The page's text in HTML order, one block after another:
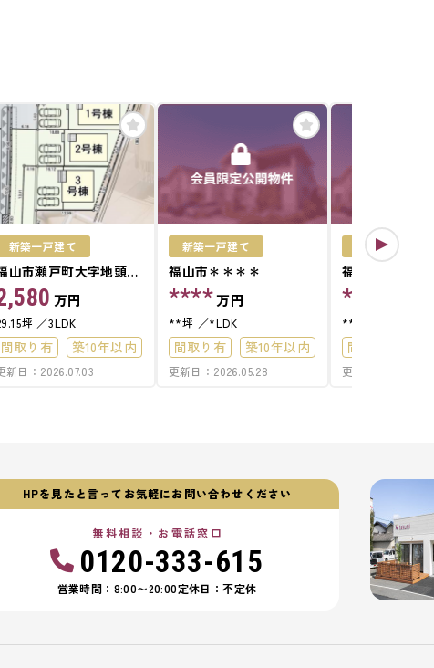
新築一戸建て
山市瀬戸町大字地頭分
万円
坪 3LDK
間取り有
築10年以内
駐車場2台可
新日：2026.07.03
新築一戸建て
福山市＊＊＊＊
****万円
**坪 *LDK
間取り有
築10年以内
駐車場2台可
更新日：2026.05.28
中古一戸建て
福山市＊＊＊＊
****
**坪
間取り有
接道6ｍ以上
更新日：2026.03.16
HPを見たと言ってお気軽にお問い合わせください
無料相談・お電話窓口
0120-333-615
営業時間：8:00〜20:00定休日：不定休